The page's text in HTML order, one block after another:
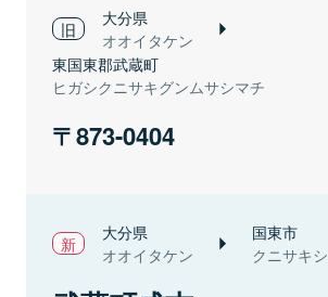
大分県
オオイタケン
東国東郡武蔵町
ヒガシクニサキグンムサシマチ
873-0404
大分県
オオイタケン
国東市
クニサキシ